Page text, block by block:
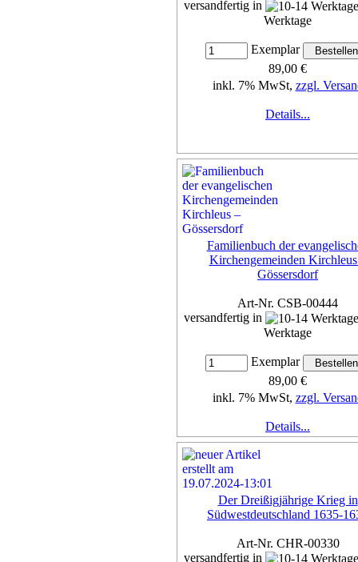
versandfertig in
Werktage
Exemplar
89,00 €
inkl. 7% MwSt, zzgl.
Details...
Familienbuch der
Kirchengemeinden
Gössersdorf
Art-Nr. CSB-00444
versandfertig in
Werktage
Exemplar
89,00 €
inkl. 7% MwSt, zzgl.
Details...
Der Dreißigjährige Krieg in
Südwestdeutschland 1635-
Art-Nr. CHR-00330
versandfertig in